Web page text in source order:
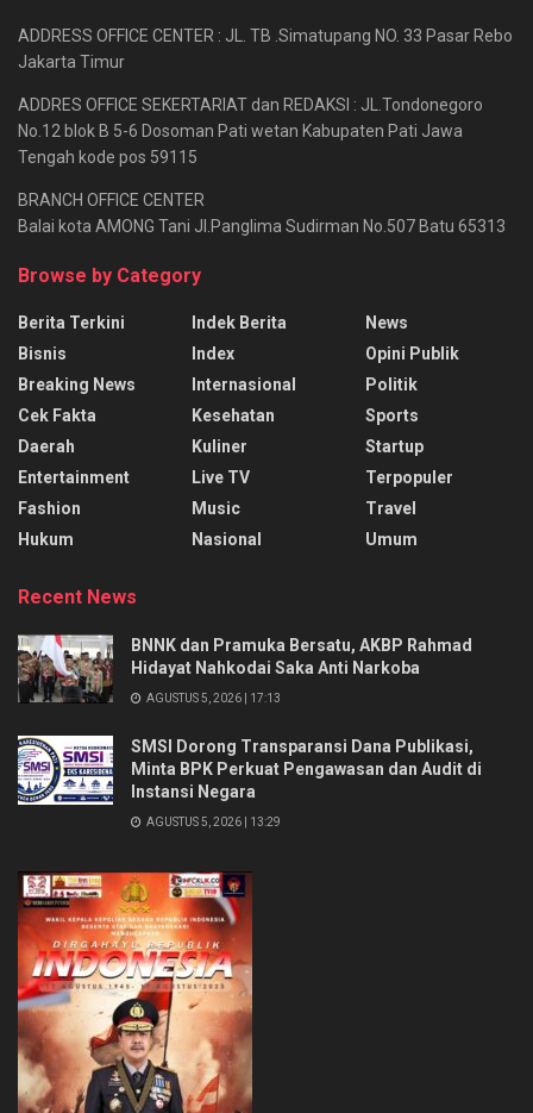
ADDRESS OFFICE CENTER : JL. TB .Simatupang NO. 33 Pasar Rebo
Jakarta Timur
ADDRES OFFICE SEKERTARIAT dan REDAKSI : JL.Tondonegoro
No.12 blok B 5-6 Dosoman Pati wetan Kabupaten Pati Jawa
Tengah kode pos 59115
BRANCH OFFICE CENTER
Balai kota AMONG Tani Jl.Panglima Sudirman No.507 Batu 65313
Browse by Category
Berita Terkini
Bisnis
Breaking News
Cek Fakta
Daerah
Entertainment
Fashion
Hukum
Indek Berita
Index
Internasional
Kesehatan
Kuliner
Live TV
Music
Nasional
News
Opini Publik
Politik
Sports
Startup
Terpopuler
Travel
Umum
Recent News
BNNK dan Pramuka Bersatu, AKBP Rahmad
Hidayat Nahkodai Saka Anti Narkoba
AGUSTUS 5, 2026 | 17:13
SMSI Dorong Transparansi Dana Publikasi,
Minta BPK Perkuat Pengawasan dan Audit di
Instansi Negara
AGUSTUS 5, 2026 | 13:29